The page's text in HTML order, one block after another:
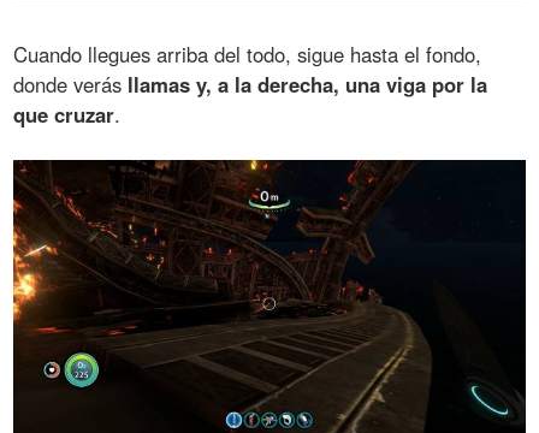
Cuando llegues arriba del todo, sigue hasta el fondo,
donde verás llamas y, a la derecha, una viga por la
que cruzar.